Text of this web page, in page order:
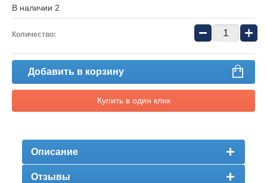
В наличии 2
Количество: − +
Добавить в корзину
Купить в один клик
Описание
Отзывы